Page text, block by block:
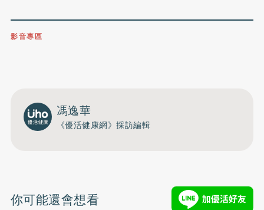
影音專區
馮逸華
《優活健康網》採訪編輯
你可能還會想看